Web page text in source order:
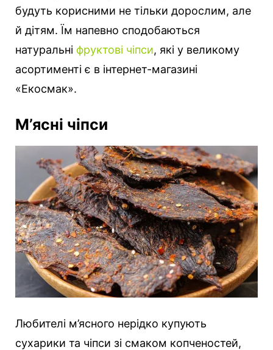
будуть корисними не тільки дорослим, але
й дітям. Їм напевно сподобаються
натуральні фруктові чіпси, які у великому
асортименті є в інтернет-магазині
«Екосмак».
М’ясні чіпси
Любителі м’ясного нерідко купують
сухарики та чіпси зі смаком копченостей,